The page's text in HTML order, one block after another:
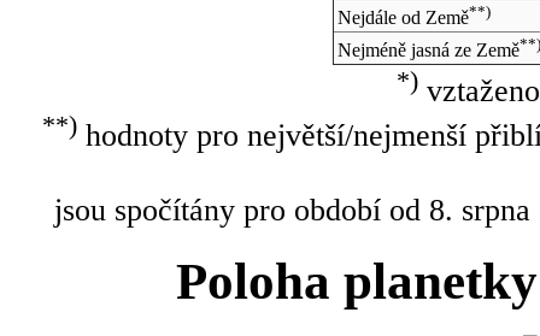
Nejdále od Země**)
Nejméně jasná ze Země**)
*)
**)hodnoty pro největší/nejmenší
jsou spočítány pro období od 8.
Poloha